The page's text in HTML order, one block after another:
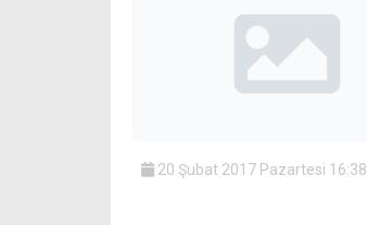
20 Şubat 2017 Pazartesi 16:38